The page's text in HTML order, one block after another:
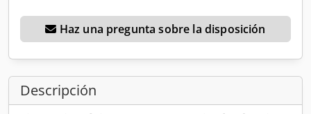
Haz una pregunta sobre la disposición
Descripción